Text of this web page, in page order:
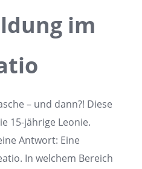
im
– und dann?! Diese
15-jährige Leonie.
Antwort: Eine
In welchem Bereich